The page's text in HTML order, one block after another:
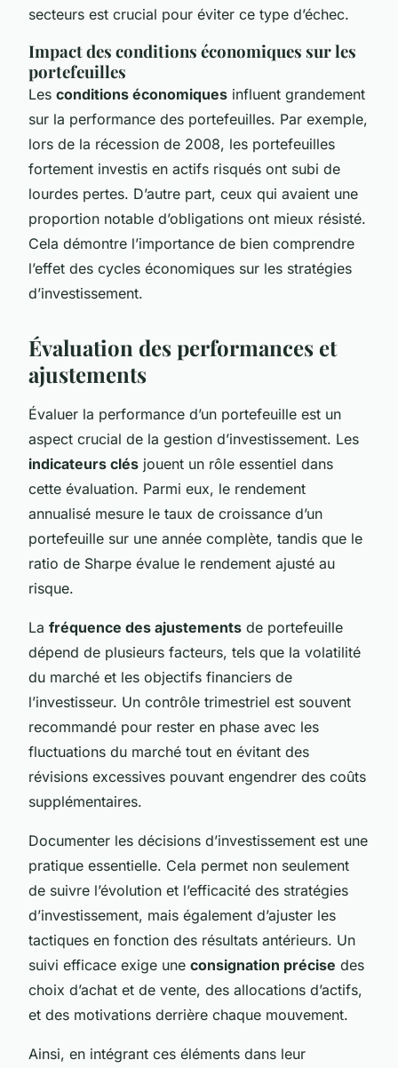
secteurs est crucial pour éviter ce type d’échec.
Impact des conditions économiques sur les
portefeuilles
Les conditions économiques influent grandement
sur la performance des portefeuilles. Par exemple,
lors de la récession de 2008, les portefeuilles
fortement investis en actifs risqués ont subi de
lourdes pertes. D’autre part, ceux qui avaient une
proportion notable d’obligations ont mieux résisté.
Cela démontre l’importance de bien comprendre
l’effet des cycles économiques sur les stratégies
d’investissement.
Évaluation des performances et
ajustements
Évaluer la performance d’un portefeuille est un
aspect crucial de la gestion d’investissement. Les
indicateurs clés jouent un rôle essentiel dans
cette évaluation. Parmi eux, le rendement
annualisé mesure le taux de croissance d’un
portefeuille sur une année complète, tandis que le
ratio de Sharpe évalue le rendement ajusté au
risque.
La fréquence des ajustements de portefeuille
dépend de plusieurs facteurs, tels que la volatilité
du marché et les objectifs financiers de
l’investisseur. Un contrôle trimestriel est souvent
recommandé pour rester en phase avec les
fluctuations du marché tout en évitant des
révisions excessives pouvant engendrer des coûts
supplémentaires.
Documenter les décisions d’investissement est une
pratique essentielle. Cela permet non seulement
de suivre l’évolution et l’efficacité des stratégies
d’investissement, mais également d’ajuster les
tactiques en fonction des résultats antérieurs. Un
suivi efficace exige une consignation précise des
choix d’achat et de vente, des allocations d’actifs,
et des motivations derrière chaque mouvement.
Ainsi, en intégrant ces éléments dans leur